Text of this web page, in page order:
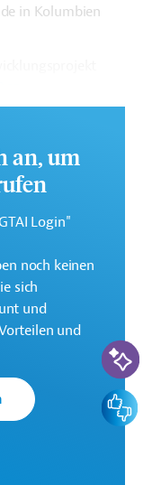
in Kolumbien
wichtigste
für
an, um
Login"
noch keinen
sich
und
und
KI-